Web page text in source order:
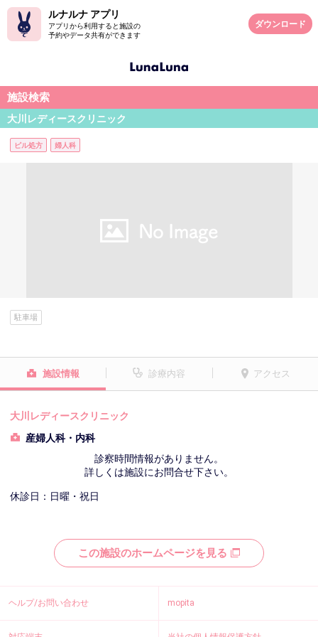
ルナルナ アプリ
アプリから利用すると施設の
予約やデータ共有ができます
ダウンロード
施設検索
大川レディースクリニック
ピル処方 婦人科
駐車場
施設情報 診療内容 アクセス
大川レディースクリニック
産婦人科・内科
診察時間情報がありません。
詳しくは施設にお問合せ下さい。
休診日：日曜・祝日
この施設のホームページを見る
ヘルプ/お問い合わせ mopita